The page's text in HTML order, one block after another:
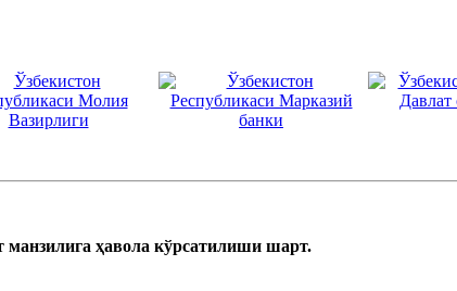
манзилига ҳавола кўрсатилиши шарт.